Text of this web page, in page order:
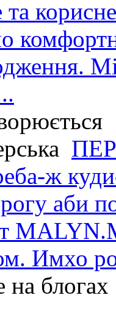
ж
аби
Имхо
на блогах